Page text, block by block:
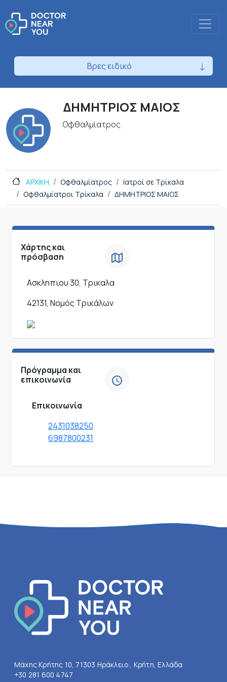
Βρες ειδικό
ΔΗΜΗΤΡΙΟΣ ΜΑΙΟΣ
Οφθαλμίατρος
ΑΡΧΙΚΗ Οφθαλμίατρος
Ιατροί σε Τρίκαλα
Οφθαλμίατροι Τρίκαλα
ΔΗΜΗΤΡΙΟΣ ΜΑΙΟΣ
Χάρτης και
πρόσβαση
Ασκληπιου 30, Τρικαλα
42131, Νομός Τρικάλων
Πρόγραμμα και
επικοινωνία
Επικοινωνία
2431038250
6987800231
Μάχης Κρήτης 10, 71303 Ηράκλειο , Κρήτη, Ελλάδα
+30 281 600 4747